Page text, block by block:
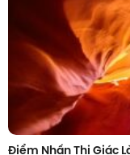
Điểm Nhấn Thị Giác